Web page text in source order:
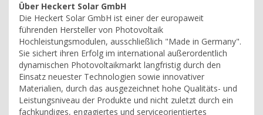
Über Heckert Solar GmbH
Die Heckert Solar GmbH ist einer der europaweit
führenden Hersteller von Photovoltaik
Hochleistungsmodulen, ausschließlich "Made in Germany".
Sie sichert ihren Erfolg im international außerordentlich
dynamischen Photovoltaikmarkt langfristig durch den
Einsatz neuester Technologien sowie innovativer
Materialien, durch das ausgezeichnet hohe Qualitäts- und
Leistungsniveau der Produkte und nicht zuletzt durch ein
fachkundiges, engagiertes und serviceorientiertes